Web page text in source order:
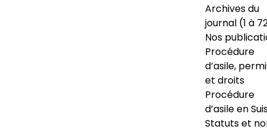
Archives du
journal (1 à
Nos
Procédure
d’asile,
et droits
Procédure
d’asile en
Statuts et